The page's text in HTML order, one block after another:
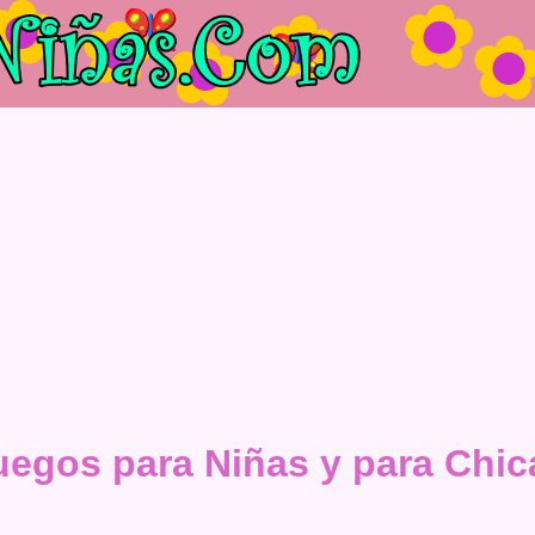
para Niñas y para